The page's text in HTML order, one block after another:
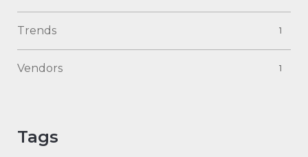
Trends 1
Vendors 1
Tags